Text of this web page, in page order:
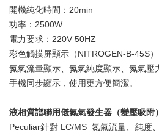
開機純化時間：20min
功率：2500W
電力要求：220V 50HZ
彩色觸摸屏顯示（NITROGEN-B-45S）
氮氣流量顯示、氮氣純度顯示、氮氣壓
手機同步顯示，使用更方便簡潔。
液相質譜聯用儀氮氣發生器（變壓吸附）
Peculiar針對 LC/MS 氮氣流量、純度